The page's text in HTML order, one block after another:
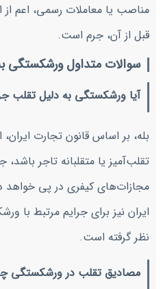
مناصب یا معاملات رسمی، اعم از
قبل از آن، جرم است.
سوالات متداول ورشکستگی
آیا ورشکستگی به دلیل
بله، بر اساس قانون تجارت
تقلب‌آمیز یا متقلبانه تاجر
مجازات‌های کیفری در پی خواهد
ایران نیز برای جرایم مرتبط با
نظر گرفته است.
مصادیق تقلب در ورشکستگی